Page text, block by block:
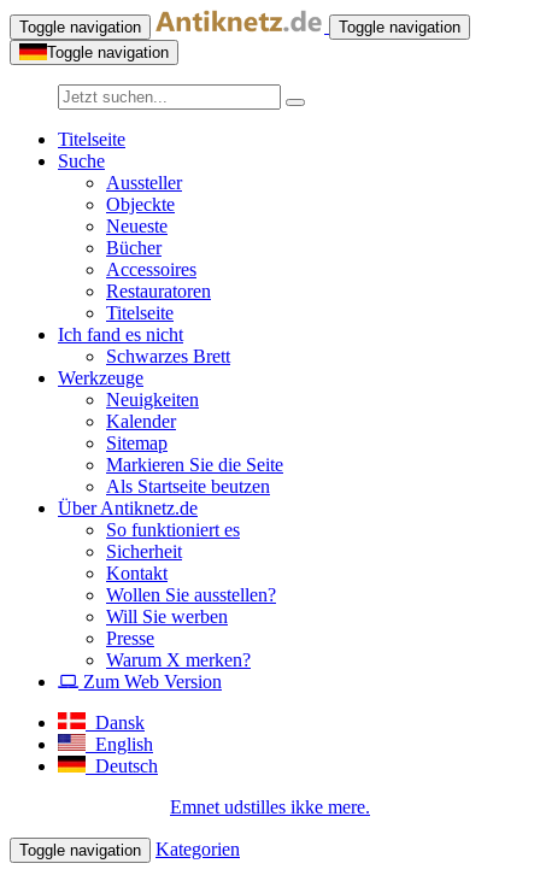
Toggle navigation
Toggle navigation
Toggle navigation
Titelseite
Suche
Aussteller
Objeckte
Neueste
Bücher
Accessoires
Restauratoren
Titelseite
Ich fand es nicht
Schwarzes Brett
Werkzeuge
Neuigkeiten
Kalender
Sitemap
Markieren Sie die Seite
Als Startseite beutzen
Über Antiknetz.de
So funktioniert es
Sicherheit
Kontakt
Wollen Sie ausstellen?
Will Sie werben
Presse
Warum X merken?
Zum Web Version
Dansk
English
Deutsch
Emnet udstilles ikke mere.
Toggle navigation Kategorien